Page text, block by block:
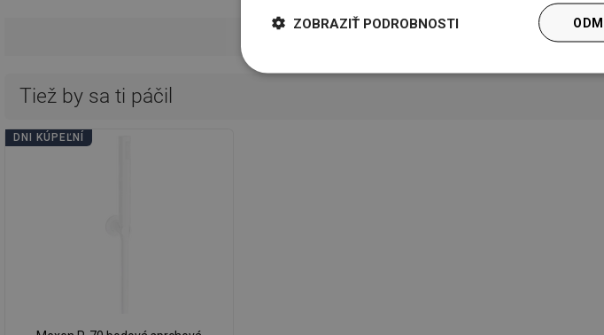
Zobraziť
Tiež by sa ti páčil
DNI KÚPEĽNÍ
ZOBRAZIŤ PODROBNOSTI